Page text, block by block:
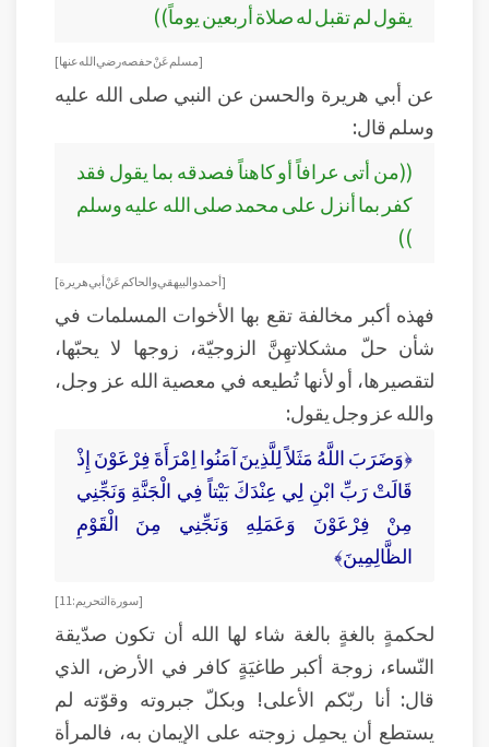
يقول لم تقبل له صلاة أربعين يوماً))
[مسلم عَنْ حفصه رضي الله عنها ]
عن أبي هريرة والحسن عن النبي صلى الله عليه
وسلم قال:
((من أتى عرافاً أو كاهناً فصدقه بما يقول فقد
كفر بما أنزل على محمد صلى الله عليه وسلم
))
[أحمد والبيهقي والحاكم عَنْ أبي هريرة ]
فهذه أكبر مخالفة تقع بها الأخوات المسلمات في
شأن حلّ مشكلاتهِنَّ الزوجيّة، زوجها لا يحبّها،
لتقصيرها، أو لأنها تُطيعه في معصية الله عز وجل،
والله عز وجل يقول:
﴿وَضَرَبَ اللَّهُ مَثَلاً لِلَّذِينَ آمَنُوا اِمْرَأَةَ فِرْعَوْنَ إِذْ
قَالَتْ رَبِّ ابْنِ لِي عِنْدَكَ بَيْتاً فِي الْجَنَّةِ وَنَجِّنِي
مِنْ فِرْعَوْنَ وَعَمَلِهِ وَنَجِّنِي مِنَ الْقَوْمِ
الظَّالِمِينَ﴾
[ سورة التحريم : 11]
لحكمةٍ بالغةٍ بالغة شاء لها الله أن تكون صدّيقة
النّساء، زوجة أكبر طاغيَةٍ كافر في الأرض، الذي
قال: أنا ربّكم الأعلى! وبكلّ جبروته وقوّته لم
يستطع أن يحمِل زوجته على الإيمان به، فالمرأة